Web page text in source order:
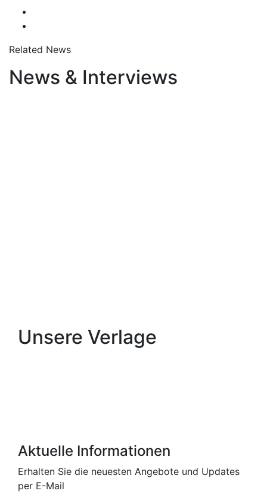
Related News
News & Interviews
Unsere Verlage
Aktuelle Informationen
Erhalten Sie die neuesten Angebote und Updates
per E-Mail